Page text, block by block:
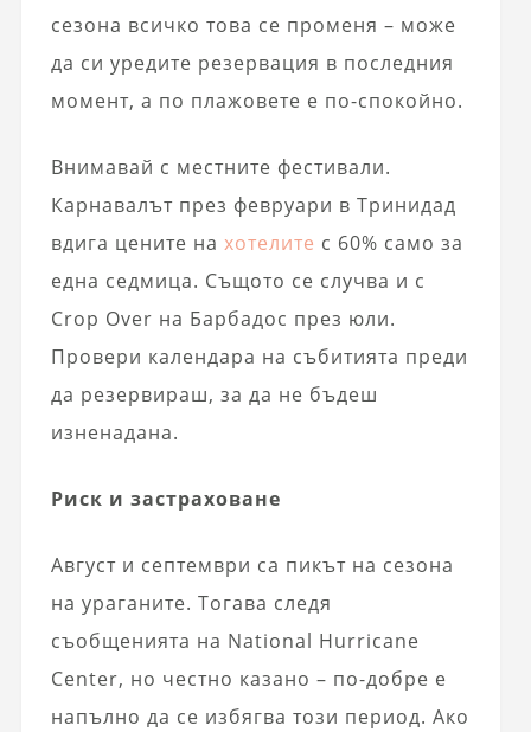
сезона всичко това се променя – може
да си уредите резервация в последния
момент, а по плажовете е по-спокойно.
Внимавай с местните фестивали.
Карнавалът през февруари в Тринидад
вдига цените на хотелите с 60% само за
една седмица. Същото се случва и с
Crop Over на Барбадос през юли.
Провери календара на събитията преди
да резервираш, за да не бъдеш
изненадана.
Риск и застраховане
Август и септември са пикът на сезона
на ураганите. Тогава следя
съобщенията на National Hurricane
Center, но честно казано – по-добре е
напълно да се избягва този период. Ако